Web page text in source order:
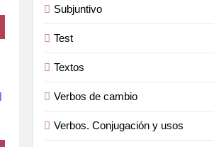
Subjuntivo
Test
Textos
Verbos de cambio
Verbos. Conjugación y usos